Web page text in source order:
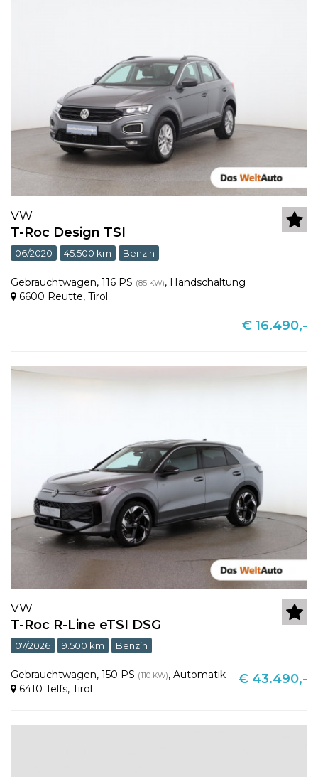
VW
T-Roc Design TSI
06/2020 45.500 km Benzin
Gebrauchtwagen, 116 PS (85 KW), Handschaltung
6600 Reutte, Tirol
€ 16.490,-
VW
T-Roc R-Line eTSI DSG
07/2026 9.500 km Benzin
Gebrauchtwagen, 150 PS (110 KW), Automatik
6410 Telfs, Tirol
€ 43.490,-